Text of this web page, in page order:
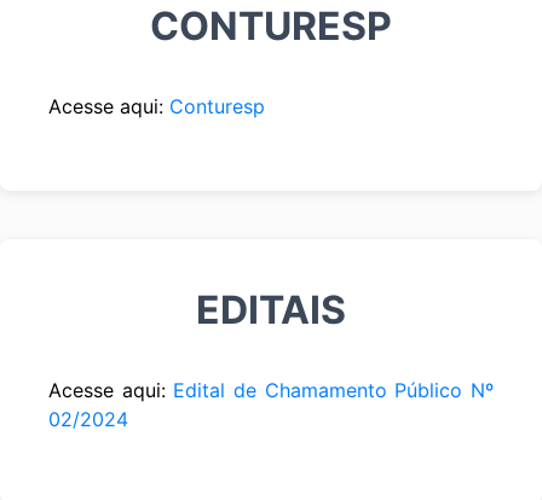
CONTURESP
Acesse aqui: Conturesp
EDITAIS
Acesse aqui: Edital de Chamamento Público Nº
02/2024